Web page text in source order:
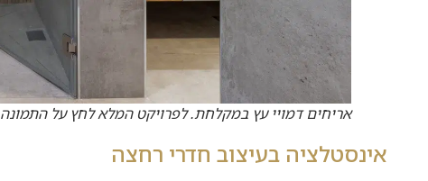
אריחים דמויי עץ במקלחת. לפרויקט המלא לחץ על התמונה
אינסטלציה בעיצוב חדרי רחצה